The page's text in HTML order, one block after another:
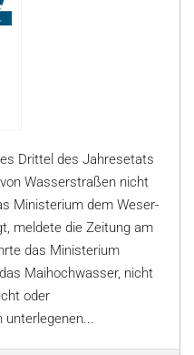
Drittel des Jahresetats
Wasserstraßen nicht
Ministerium dem Weser-
meldete die Zeitung am
das Ministerium
Maihochwasser, nicht
oder
unterlegenen...